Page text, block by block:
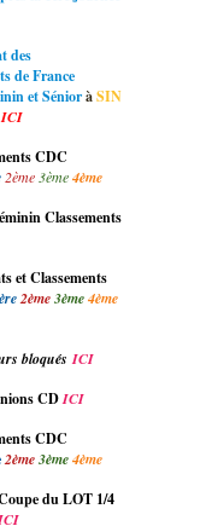
des
de France
et SénioràSIN
ICI
CDC
2ème 3ème4ème
Classements
et Classements
2ème3ème4ème
bloqués ICI
CDICI
CDC
2ème3ème4ème
du LOT 1/4